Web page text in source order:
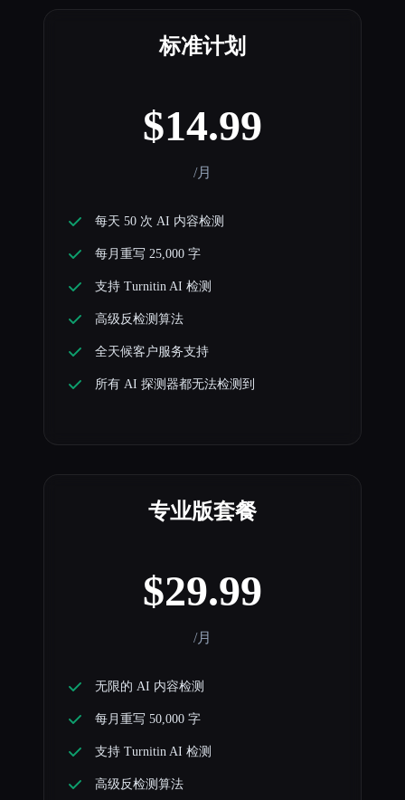
标准计划
$14.99
/月
每天 50 次 AI 内容检测
每月重写 25,000 字
支持 Turnitin AI 检测
高级反检测算法
全天候客户服务支持
所有 AI 探测器都无法检测到
专业版套餐
$29.99
/月
无限的 AI 内容检测
每月重写 50,000 字
支持 Turnitin AI 检测
高级反检测算法